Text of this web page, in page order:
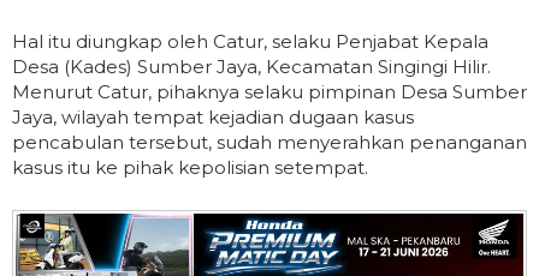
Hal itu diungkap oleh Catur, selaku Penjabat Kepala
Desa (Kades) Sumber Jaya, Kecamatan Singingi Hilir.
Menurut Catur, pihaknya selaku pimpinan Desa Sumber
Jaya, wilayah tempat kejadian dugaan kasus
pencabulan tersebut, sudah menyerahkan penanganan
kasus itu ke pihak kepolisian setempat.